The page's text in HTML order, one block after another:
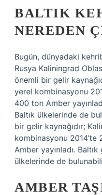
BALTIK
NEREDEN
Bugün, dünyadaki
Rusya Kaliningrad
önemli bir gelir
yerel kombinasyonu
400 ton Amber
Baltık ülkelerinde de
bir gelir kaynağıdır;
kombinasyonu
Amber yayınladı.
ülkelerinde de
AMBER